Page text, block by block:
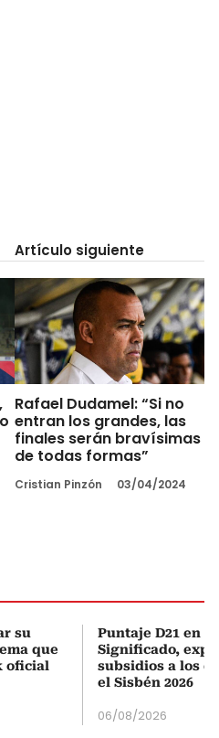
Artículo siguiente
Rafael Dudamel: “Si no
entran los grandes, las
finales serán bravísimas
de todas formas”
Cristian Pinzón 03/04/2024
su
que
oficial
Puntaje D21 en
Significado,
subsidios a los
el Sisbén 2026
06/08/2026